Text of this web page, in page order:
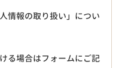
情報の取り扱い」につい
る場合はフォームにご記